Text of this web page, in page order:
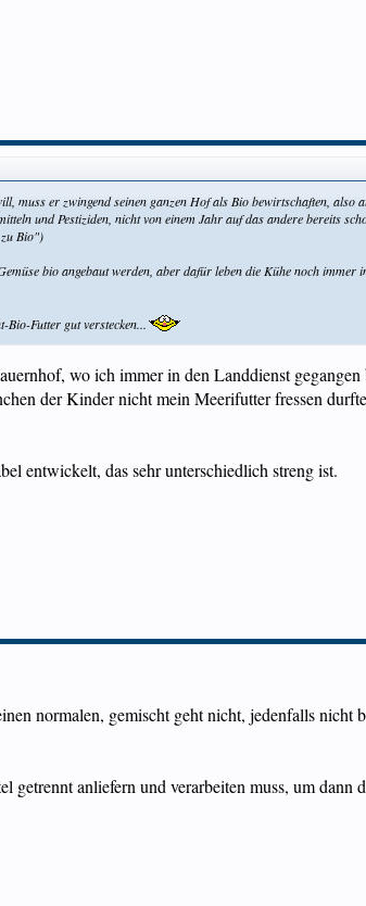
muss er zwingend seinen ganzen Hof als Bio bewirtschaften, also
und Pestiziden, nicht von einem Jahr auf das andere bereits
Bio")
bio angebaut werden, aber dafür leben die Kühe noch immer
Futter gut verstecken...
wo ich immer in den Landdienst gegangen
der Kinder nicht mein Meerifutter fressen
entwickelt, das sehr unterschiedlich streng ist.
normalen, gemischt geht nicht, jedenfalls nicht
anliefern und verarbeiten muss, um dann